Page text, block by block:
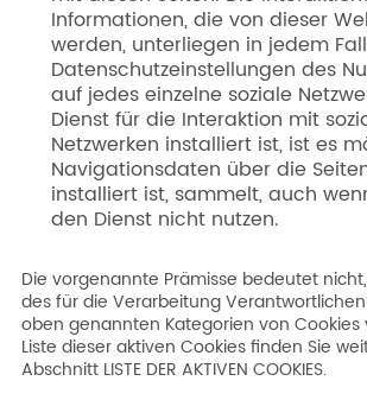
Informationen, die von dieser
werden, unterliegen in jedem
Datenschutzeinstellungen des
auf jedes einzelne soziale
Dienst für die Interaktion mit
Netzwerken installiert ist, ist es
Navigationsdaten über die
installiert ist, sammelt, auch
den Dienst nicht nutzen.
Die vorgenannte Prämisse bedeutet
des für die Verarbeitung
oben genannten Kategorien von Cookies
Liste dieser aktiven Cookies finden Sie
Abschnitt LISTE DER AKTIVEN COOKIES.